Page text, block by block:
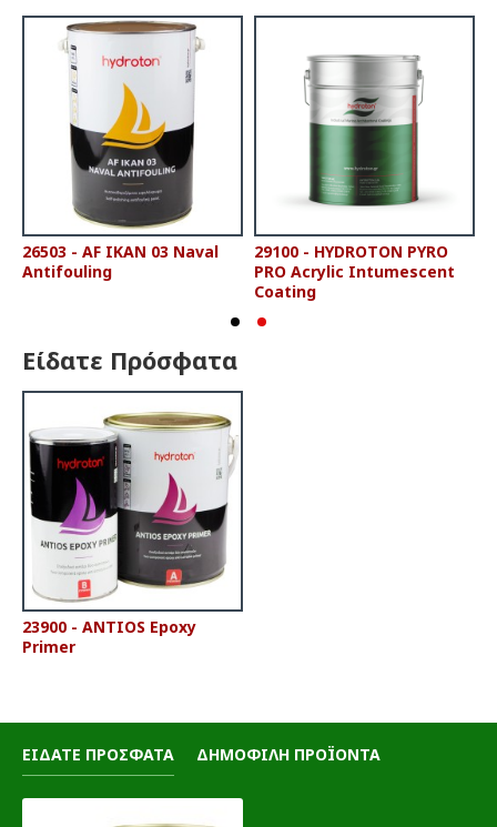
26503 - AF IKAN 03 Naval
Antifouling
29100 - HYDROTON PYRO
PRO Acrylic Intumescent
Coating
Είδατε Πρόσφατα
23900 - ANTIOS Epoxy
Primer
ΕΙΔΑΤΕ ΠΡΟΣΦΑΤΑ ΔΗΜΟΦΙΛΗ ΠΡΟΪΟΝΤΑ